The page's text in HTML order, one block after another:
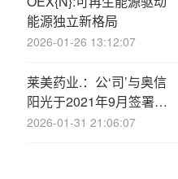
能源独立新格局
2026-01-26 13:12:07
莱美药业.：公‘司’与奥信
阳光于2021年9月签署了
《项目收购意向协议》，
2026-01-31 21:06:07